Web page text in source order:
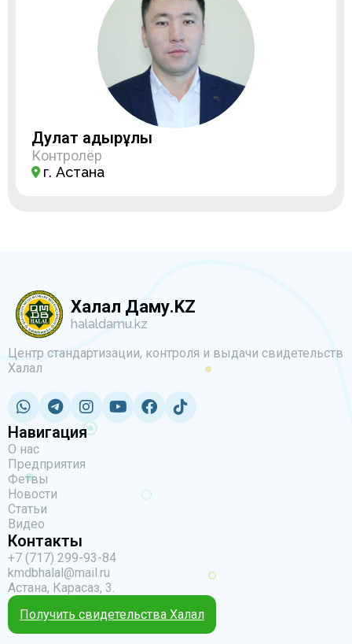
Дулат Қадырұлы
Контролёр
г. Астана
Халал Даму.KZ
halaldamu.kz
Центр стандартизации, контроля и выдачи свидетельств
Халал
Навигация
О нас
Предприятия
Фетвы
Новости
Статьи
Видео
Контакты
+7 (717) 299-93-84
kmdbhalal@mail.ru
Астана, Карасаз, 3.
Получить свидетельства Халал